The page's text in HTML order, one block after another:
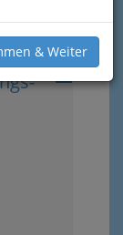
& Weiter
4